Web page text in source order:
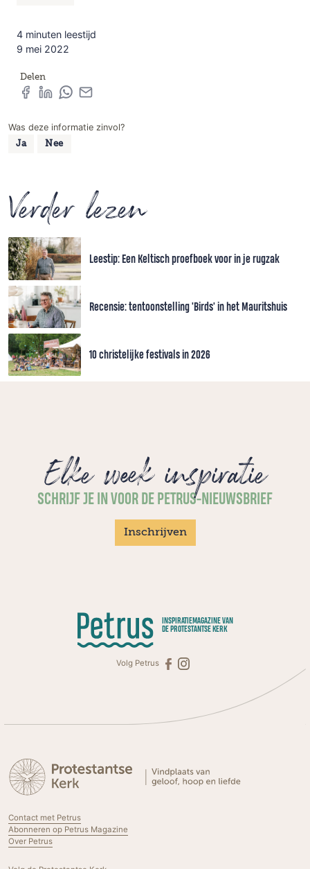
4 minuten leestijd
9 mei 2022
Delen
Was deze informatie zinvol?
Ja Nee
Verder lezen
Leestip: Een Keltisch proefboek voor in je rugzak
Recensie: tentoonstelling 'Birds' in het Mauritshuis
10 christelijke festivals in 2026
Elke week inspiratie
SCHRIJF JE IN VOOR DE PETRUS-NIEUWSBRIEF
Inschrijven
INSPIRATIEMAGAZINE VAN
DE PROTESTANTSE KERK
Volg Petrus
Contact met Petrus
Abonneren op Petrus Magazine
Over Petrus